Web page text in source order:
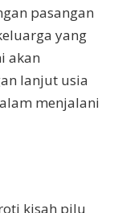
pasangan
yang
akan
lanjut usia
menjalani
kisah pilu